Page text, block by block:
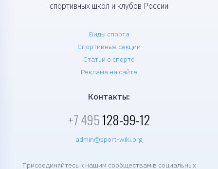
спортивных школ и клубов России
Виды спорта
Спортивные секции
Статьи о спорте
Реклама на сайте
Контакты:
+7 495128-99-12
admin@sport-wiki.org
Присоединяйтесь к нашим сообществам в социальных